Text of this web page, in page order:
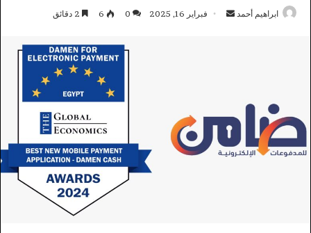
ابراهيم أحمد
أرسل فبراير 16, 2025 0
6